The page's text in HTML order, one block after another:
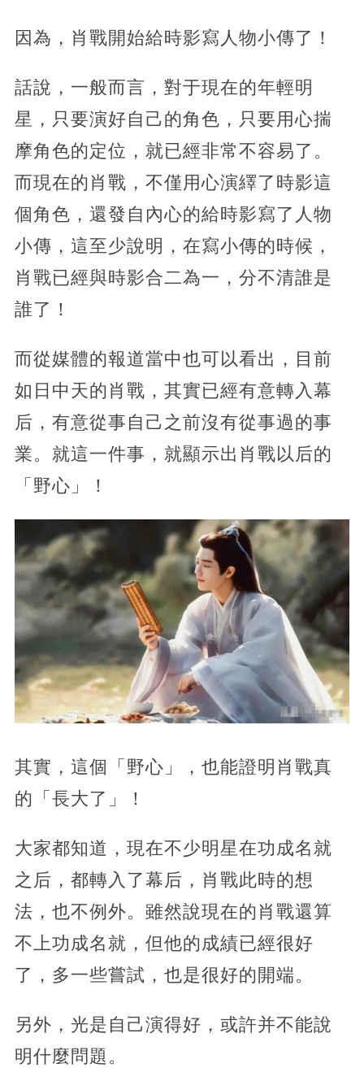
因為，肖戰開始給時影寫人物小傳了！
話說，一般而言，對于現在的年輕明
星，只要演好自己的角色，只要用心揣
摩角色的定位，就已經非常不容易了。
而現在的肖戰，不僅用心演繹了時影這
個角色，還發自內心的給時影寫了人物
小傳，這至少說明，在寫小傳的時候，
肖戰已經與時影合二為一，分不清誰是
誰了！
而從媒體的報道當中也可以看出，目前
如日中天的肖戰，其實已經有意轉入幕
后，有意從事自己之前沒有從事過的事
業。就這一件事，就顯示出肖戰以后的
「野心」！
其實，這個「野心」，也能證明肖戰真
的「長大了」！
大家都知道，現在不少明星在功成名就
之后，都轉入了幕后，肖戰此時的想
法，也不例外。雖然說現在的肖戰還算
不上功成名就，但他的成績已經很好
了，多一些嘗試，也是很好的開端。
另外，光是自己演得好，或許并不能說
明什麼問題。